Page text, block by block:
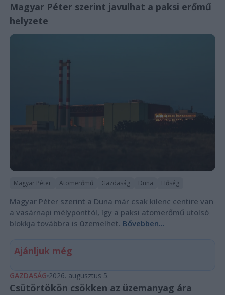
Magyar Péter szerint javulhat a paksi erőmű
helyzete
Magyar Péter Atomerőmű Gazdaság Duna Hőség
Magyar Péter szerint a Duna már csak kilenc centire van
a vasárnapi mélyponttól, így a paksi atomerőmű utolsó
blokkja továbbra is üzemelhet. Bővebben...
Ajánljuk még
GAZDASÁG 2026. augusztus 5.
Csütörtökön csökken az üzemanyag ára